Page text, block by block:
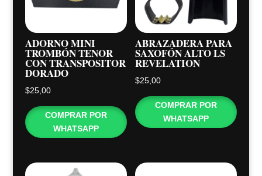
ADORNO MINI
TROMBÓN TENOR
CON TRANSPOSITOR
DORADO
$25,00
COMPRAR POR
WHATSAPP
ABRAZADERA PARA
SAXOFÓN ALTO LS
REVELATION
$25,00
COMPRAR POR
WHATSAPP